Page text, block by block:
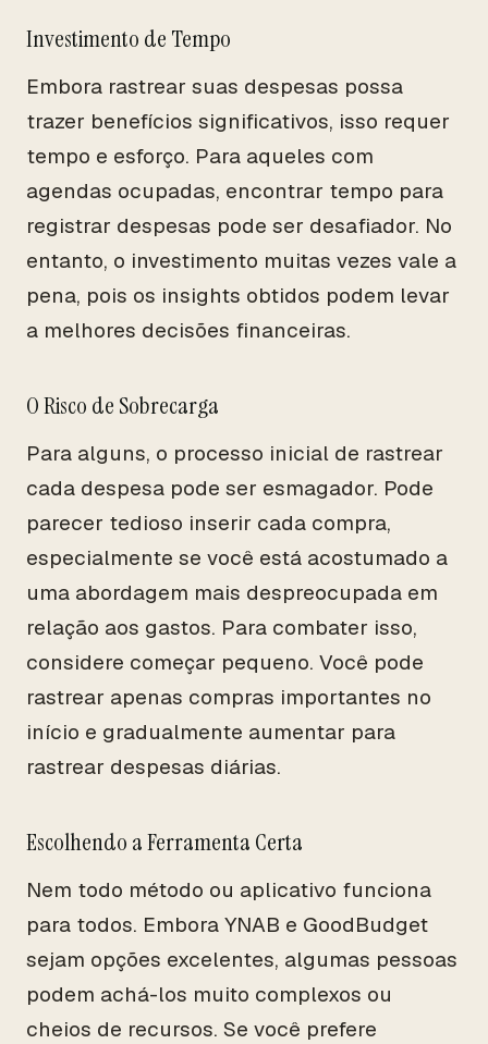
Investimento de Tempo
Embora rastrear suas despesas possa
trazer benefícios significativos, isso requer
tempo e esforço. Para aqueles com
agendas ocupadas, encontrar tempo para
registrar despesas pode ser desafiador. No
entanto, o investimento muitas vezes vale a
pena, pois os insights obtidos podem levar
a melhores decisões financeiras.
O Risco de Sobrecarga
Para alguns, o processo inicial de rastrear
cada despesa pode ser esmagador. Pode
parecer tedioso inserir cada compra,
especialmente se você está acostumado a
uma abordagem mais despreocupada em
relação aos gastos. Para combater isso,
considere começar pequeno. Você pode
rastrear apenas compras importantes no
início e gradualmente aumentar para
rastrear despesas diárias.
Escolhendo a Ferramenta Certa
Nem todo método ou aplicativo funciona
para todos. Embora YNAB e GoodBudget
sejam opções excelentes, algumas pessoas
podem achá-los muito complexos ou
cheios de recursos. Se você prefere